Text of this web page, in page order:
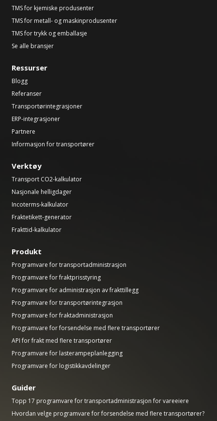
TMS for kjemiske produsenter
TMS for metall- og maskinprodusenter
TMS for trykk og emballasje
Se alle bransjer
Ressurser
Blogg
Referanser
Transportørintegrasjoner
ERP-integrasjoner
Partnere
Informasjon for transportører
Verktøy
Transport CO2-kalkulator
Nasjonale helligdager
Incoterms-kalkulator
Fraktetikett-generator
Frakttid-kalkulator
Produkt
Programvare for transportadministrasjon
Programvare for fraktprisstyring
Programvare for administrasjon av frakttillegg
Programvare for transportørintegrasjon
Programvare for fraktadministrasjon
Programvare for forsendelse med flere transportører
API for frakt med flere transportører
Programvare for lasterampeplanlegging
Programvare for logistikkavdelinger
Guider
Topp 17 programvare for transportadministrasjon for vareeiere
Hvordan velge programvare for forsendelse med flere transportører?